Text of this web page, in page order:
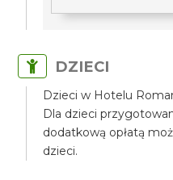
DZIECI
Dzieci w Hotelu
Dla dzieci
dodatkową opłatą
dzieci.